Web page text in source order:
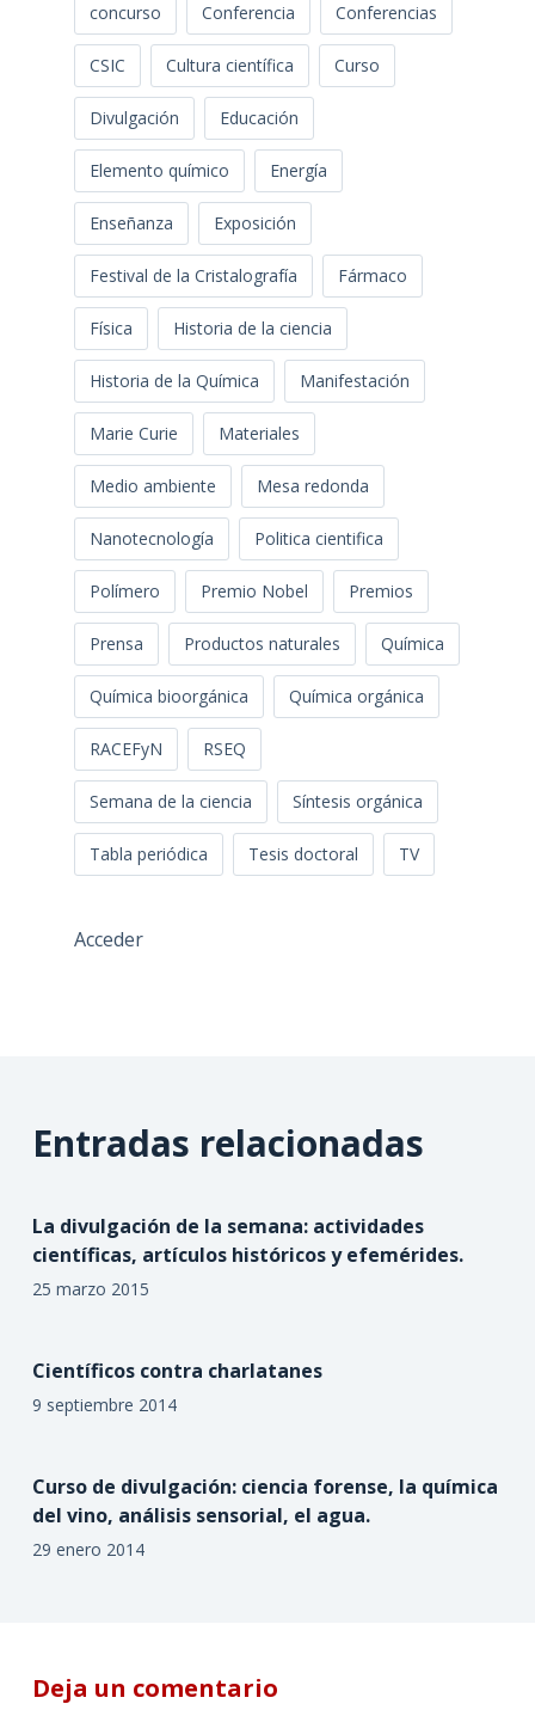
concurso Conferencia Conferencias
CSIC Cultura científica Curso
Divulgación Educación
Elemento químico Energía
Enseñanza Exposición
Festival de la Cristalografía Fármaco
Física Historia de la ciencia
Historia de la Química Manifestación
Marie Curie Materiales
Medio ambiente Mesa redonda
Nanotecnología Politica cientifica
Polímero Premio Nobel Premios
Prensa Productos naturales Química
Química bioorgánica Química orgánica
RACEFyN RSEQ
Semana de la ciencia Síntesis orgánica
Tabla periódica Tesis doctoral TV
Acceder
Entradas relacionadas
La divulgación de la semana: actividades
científicas, artículos históricos y efemérides.
25 marzo 2015
Científicos contra charlatanes
9 septiembre 2014
Curso de divulgación: ciencia forense, la química
del vino, análisis sensorial, el agua.
29 enero 2014
Deja un comentario